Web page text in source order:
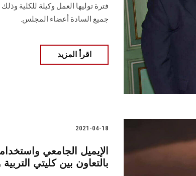
فترة توليها العمل وكيلة للكلية
جميع السادة أعضاء المجلس.
اقرأ المزيد
2021-04-18
الإيميل الجامعي
بالتعاون بين كليتي التربية